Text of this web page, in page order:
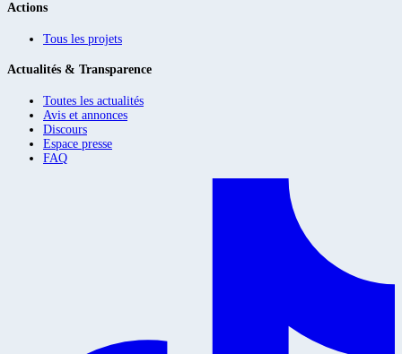
Actions
Tous les projets
Actualités & Transparence
Toutes les actualités
Avis et annonces
Discours
Espace presse
FAQ